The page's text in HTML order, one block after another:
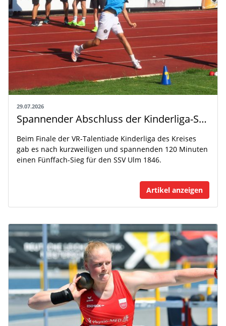
29.07.2026
Spannender Abschluss der Kinderliga-Saison
Beim Finale der VR-Talentiade Kinderliga des Kreises
gab es nach kurzweiligen und spannenden 120 Minuten
einen Fünffach-Sieg für den SSV Ulm 1846.
Artikel anzeigen